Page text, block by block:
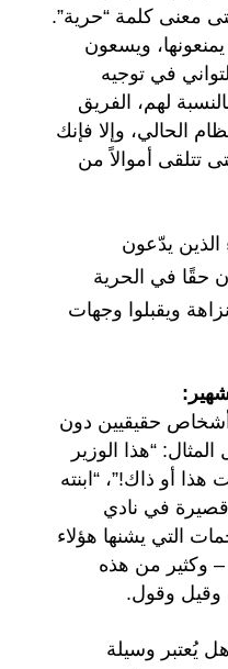
معنى كلمة “حرية”.
ويسعون
في توجيه
لهم، الفريق
الحالي، وإلا فإنك
تتلقى أموالاً من
الذين يدّعون
حقًا في الحرية
ويقبلوا وجهات
أشخاص حقيقيين دون
“هذا الوزير
أو ذاك!”، “ابنته
في نادي
التي يشنها هؤلاء
وكثير من هذه
وقيل وقول.
يُعتبر وسيلة